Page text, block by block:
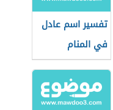
تفسير اسم عادل
في المنام